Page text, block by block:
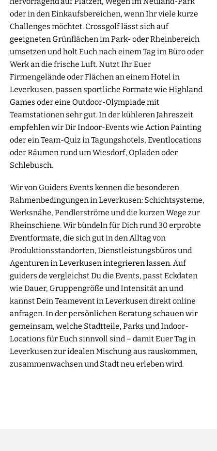
oder in den Einkaufsbereichen, wenn Ihr viele kurze
Challenges möchtet. Crossgolf lässt sich auf
geeigneten Grünflächen im Park- oder Rheinbereich
umsetzen und holt Euch nach einem Tag im Büro oder
Werk an die frische Luft. Nutzt Ihr Euer
Firmengelände oder Flächen an einem Hotel in
Leverkusen, passen sportliche Formate wie Highland
Games oder eine Outdoor-Olympiade mit
Teamstationen sehr gut. In der kühleren Jahreszeit
empfehlen wir Dir Indoor-Events wie Action Painting
oder ein Team-Quiz in Tagungshotels, Eventlocations
oder Räumen rund um Wiesdorf, Opladen oder
Schlebusch.
Wir von Guiders Events kennen die besonderen
Rahmenbedingungen in Leverkusen: Schichtsysteme,
Werksnähe, Pendlerströme und die kurzen Wege zur
Rheinschiene. Wir bündeln für Dich rund 30 erprobte
Eventformate, die sich gut in den Alltag von
Produktionsstandorten, Dienstleistungsbüros und
Agenturen in Leverkusen integrieren lassen. Auf
guiders.de vergleichst Du die Events, passt Eckdaten
wie Dauer, Gruppengröße und Intensität an und
kannst Dein Teamevent in Leverkusen direkt online
anfragen. In der persönlichen Beratung schauen wir
gemeinsam, welche Stadtteile, Parks und Indoor-
Locations für Euch sinnvoll sind – damit Euer Tag in
Leverkusen zur idealen Mischung aus rauskommen,
zusammenwachsen und Stadt neu erleben wird.